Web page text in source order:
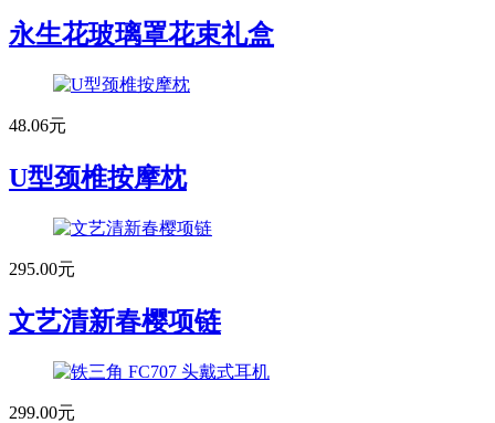
永生花玻璃罩花束礼盒
48.06元
U型颈椎按摩枕
295.00元
文艺清新春樱项链
299.00元